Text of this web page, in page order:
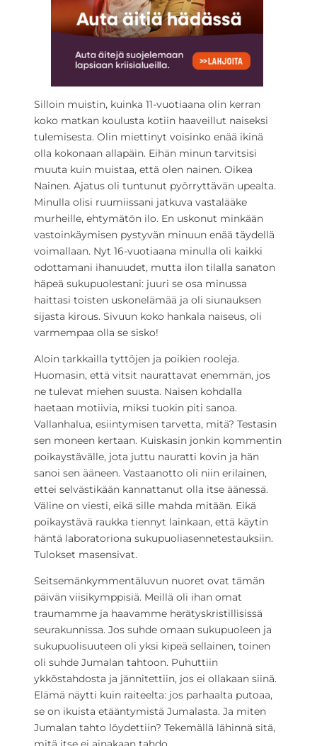
Silloin muistin, kuinka 11-vuotiaana olin kerran
koko matkan koulusta kotiin haaveillut naiseksi
tulemisesta. Olin miettinyt voisinko enää ikinä
olla kokonaan allapäin. Eihän minun tarvitsisi
muuta kuin muistaa, että olen nainen. Oikea
Nainen. Ajatus oli tuntunut pyörryttävän upealta.
Minulla olisi ruumiissani jatkuva vastalääke
murheille, ehtymätön ilo. En uskonut minkään
vastoinkäymisen pystyvän minuun enää täydellä
voimallaan. Nyt 16-vuotiaana minulla oli kaikki
odottamani ihanuudet, mutta ilon tilalla sanaton
häpeä sukupuolestani: juuri se osa minussa
haittasi toisten uskonelämää ja oli siunauksen
sijasta kirous. Sivuun koko hankala naiseus, oli
varmempaa olla se sisko!
Aloin tarkkailla tyttöjen ja poikien rooleja.
Huomasin, että vitsit naurattavat enemmän, jos
ne tulevat miehen suusta. Naisen kohdalla
haetaan motiivia, miksi tuokin piti sanoa.
Vallanhalua, esiintymisen tarvetta, mitä? Testasin
sen moneen kertaan. Kuiskasin jonkin kommentin
poikaystävälle, jota juttu nauratti kovin ja hän
sanoi sen ääneen. Vastaanotto oli niin erilainen,
ettei selvästikään kannattanut olla itse äänessä.
Väline on viesti, eikä sille mahda mitään. Eikä
poikaystävä raukka tiennyt lainkaan, että käytin
häntä laboratoriona sukupuoliasennetestauksiin.
Tulokset masensivat.
Seitsemänkymmentäluvun nuoret ovat tämän
päivän viisikymppisiä. Meillä oli ihan omat
traumamme ja haavamme herätyskristillisissä
seurakunnissa. Jos suhde omaan sukupuoleen ja
sukupuolisuuteen oli yksi kipeä sellainen, toinen
oli suhde Jumalan tahtoon. Puhuttiin
ykköstahdosta ja jännitettiin, jos ei ollakaan siinä.
Elämä näytti kuin raiteelta: jos parhaalta putoaa,
se on ikuista etääntymistä Jumalasta. Ja miten
Jumalan tahto löydettiin? Tekemällä lähinnä sitä,